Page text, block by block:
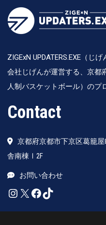
ZIGExN UPDATERS.EXE（じ
会社じげんが運営する、京都
人制バスケットボール）のプ
Contact
京都府京都市下京区葛籠
舎南棟Ⅰ2F
お問い合わせ
Instagram X Facebook TikTok